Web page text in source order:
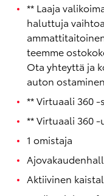
** Laaja
haluttuja
teemme
Ota yhteyttä ja
auton
** Virtuaali 360
** Virtuaali 360
1 omistaja
Aktiivinen